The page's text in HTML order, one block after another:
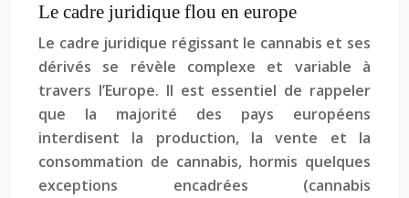
Le cadre juridique flou en europe
Le cadre juridique régissant le cannabis et ses
dérivés se révèle complexe et variable à
travers l’Europe. Il est essentiel de rappeler
que la majorité des pays européens
interdisent la production, la vente et la
consommation de cannabis, hormis quelques
exceptions encadrées (cannabis